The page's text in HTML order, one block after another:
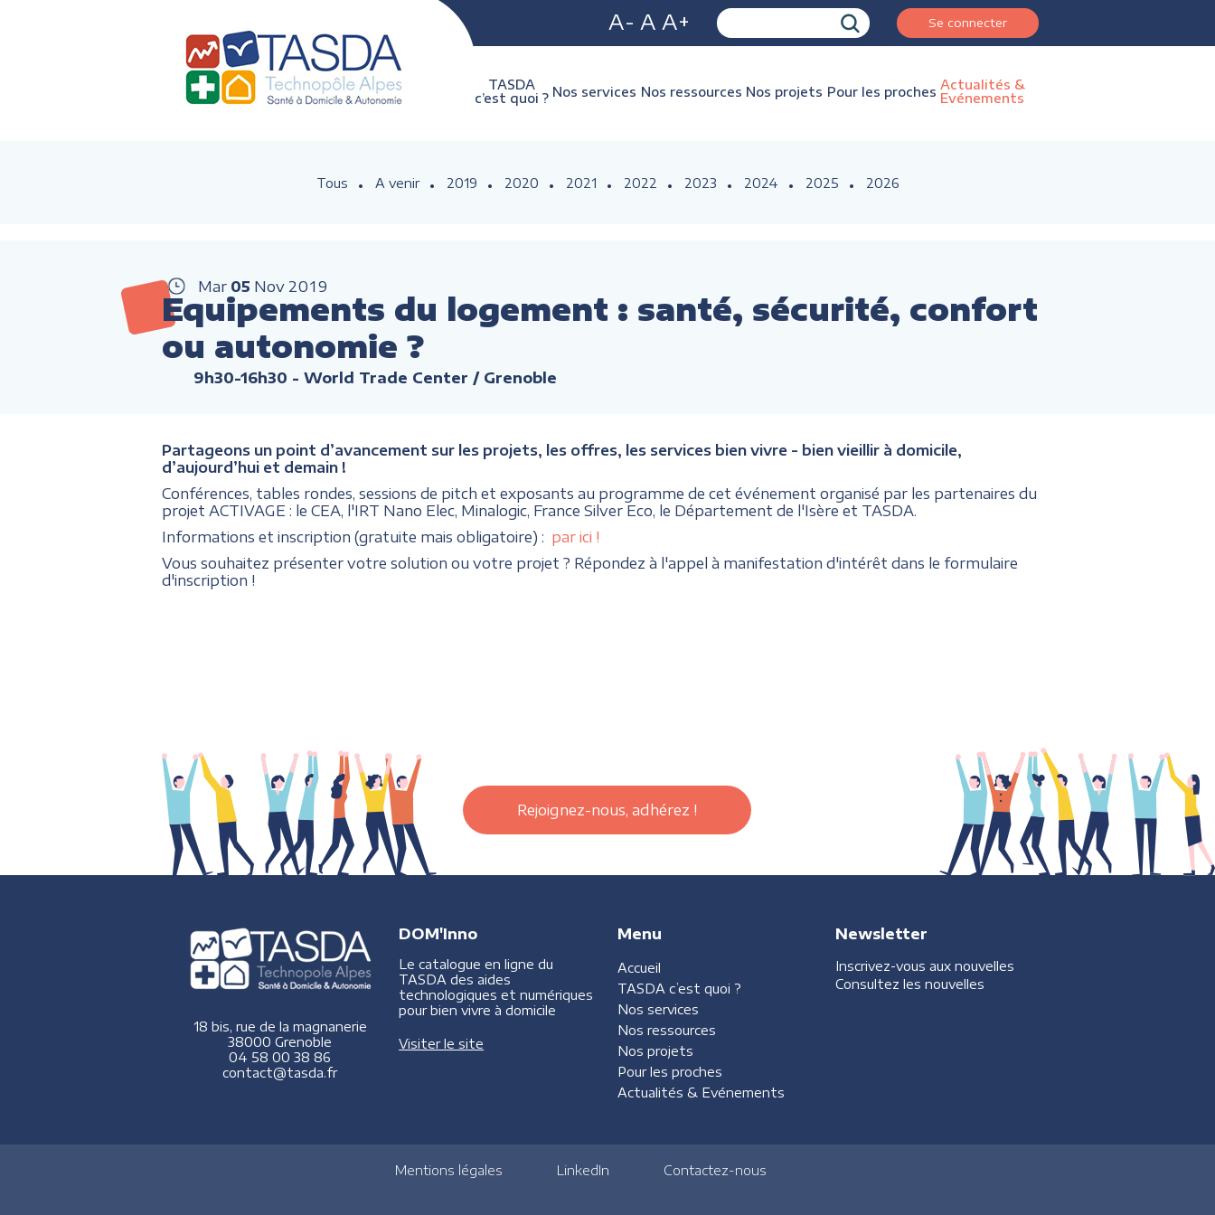
A- A A+ Se connecter
TASDA
c’est quoi ? Nos services Nos ressources Nos projets Pour les proches Actualités &
Evénements
Tous A venir 2019 2020 2021 2022 2023 2024 2025 2026
Mar 05 Nov 2019
Equipements du logement : santé, sécurité, confort
ou autonomie ?
9h30-16h30 - World Trade Center / Grenoble
Partageons un point d’avancement sur les projets, les offres, les services bien vivre - bien vieillir à domicile,
d’aujourd’hui et demain !
Conférences, tables rondes, sessions de pitch et exposants au programme de cet événement organisé par les partenaires du
projet ACTIVAGE : le CEA, l'IRT Nano Elec, Minalogic, France Silver Eco, le Département de l'Isère et TASDA.
Informations et inscription (gratuite mais obligatoire) : par ici !
Vous souhaitez présenter votre solution ou votre projet ? Répondez à l'appel à manifestation d'intérêt dans le formulaire
d'inscription !
Rejoignez-nous, adhérez !
18 bis, rue de la magnanerie
38000 Grenoble
04 58 00 38 86
contact@tasda.fr
DOM'Inno
Le catalogue en ligne du
TASDA des aides
technologiques et numériques
pour bien vivre à domicile
Visiter le site
Menu
Accueil
TASDA c’est quoi ?
Nos services
Nos ressources
Nos projets
Pour les proches
Actualités & Evénements
Newsletter
Inscrivez-vous aux nouvelles
Consultez les nouvelles
Mentions légales LinkedIn Contactez-nous